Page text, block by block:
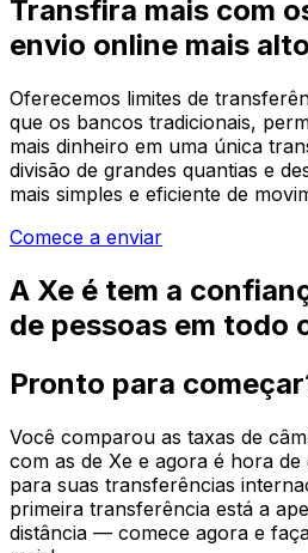
Transfira mais com
envio online mais
Oferecemos limites de
que os bancos tradicionais,
mais dinheiro em uma única
divisão de grandes quantias e
mais simples e eficiente de
Comece a enviar
A Xe é tem a
de pessoas em todo
Pronto para
Você comparou as taxas de
com as de Xe e agora é hora
para suas transferências
primeira transferência está a
distância — comece agora e